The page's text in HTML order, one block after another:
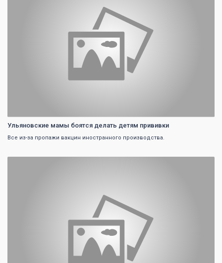
Ульяновские мамы боятся делать детям прививки
Все из-за пропажи вакцин иностранного производства.